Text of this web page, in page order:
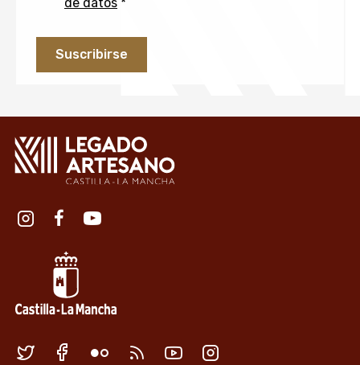
Redes sociales institución
Redes sociales Junta de Castilla